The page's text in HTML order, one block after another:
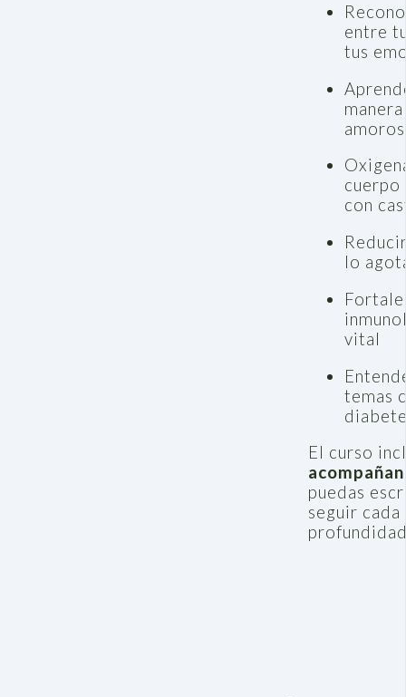
entre
tus
cuerpo
con
lo
vital
temas
El curso
puedas
seguir